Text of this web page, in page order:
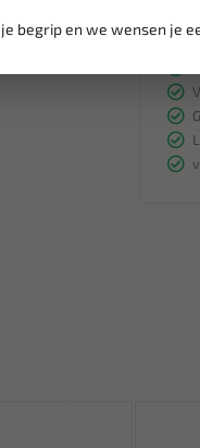
begrip en we wensen je